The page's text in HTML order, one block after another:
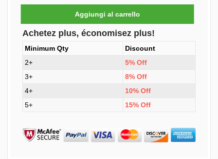
Achetez plus, économisez plus!
Minimum Qty
Discount
2+
5% Off
3+
8% Off
4+
10% Off
5+
15% Off